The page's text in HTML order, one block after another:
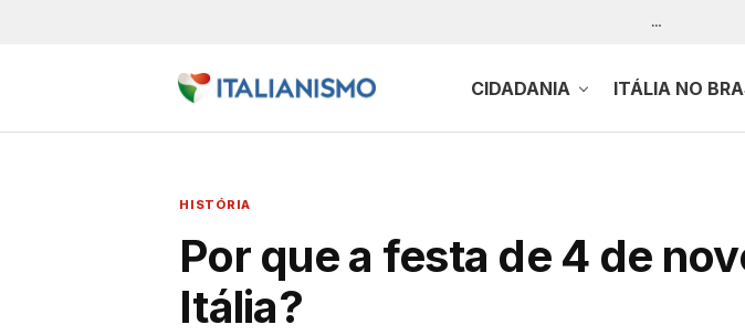
…
CIDADANIA ITÁLIA NO
HISTÓRIA
Por que a festa de 4 de
Itália?